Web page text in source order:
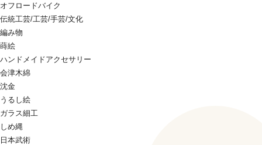
オフロードバイク
伝統工芸/工芸/手芸/文化
編み物
蒔絵
ハンドメイドアクセサリー
会津木綿
沈金
うるし絵
ガラス細工
しめ縄
日本武術